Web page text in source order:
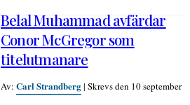
Belal Muhammad avfärdar
Conor McGregor som
titelutmanare
Av: Carl Strandberg| Skrevs den 10 september